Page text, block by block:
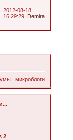
2012-08-18
16:29:29
Demira
|микроблоги